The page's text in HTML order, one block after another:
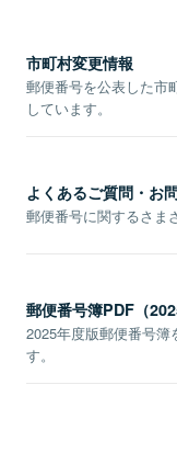
市町村変更情報
郵便番号を公表した市
しています。
よくあるご質問・お
郵便番号に関するさま
郵便番号簿PDF（
2025年度版郵便番号簿
す。